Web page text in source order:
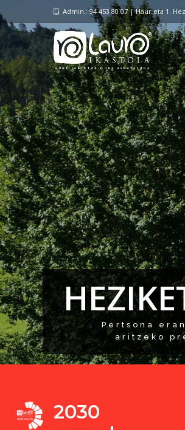
Admin.: 94 453 80 07 | Haur eta 1.
Pertsona
aritzeko
2030